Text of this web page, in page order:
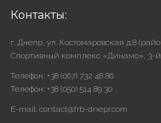
Контакты:
г. Днепр, ул. Костомаровская д.8
Cпортивный комплекс «Динамо», 3-
Телефон: +38 (067) 732 48 86
Телефон: +38 (050) 514 89 30
E-mail: contact@frb-dnepr.com